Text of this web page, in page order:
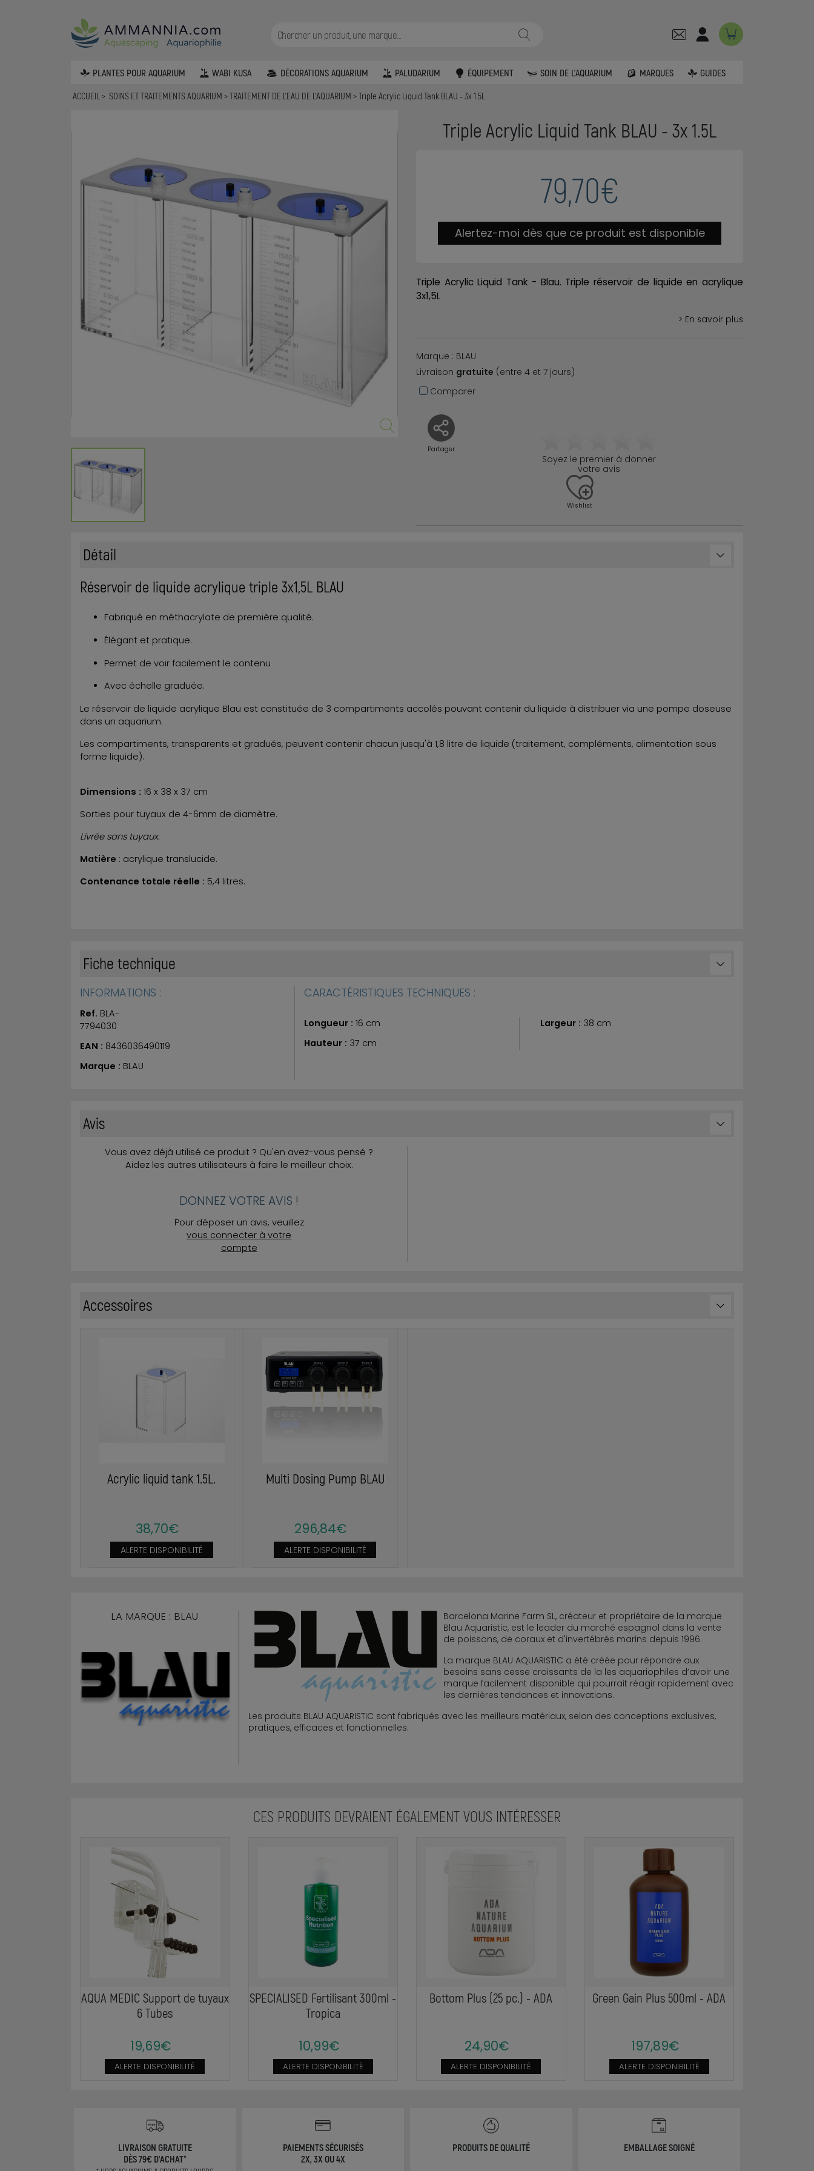
PLANTES POUR AQUARIUM WABI KUSA DÉCORATIONS AQUARIUM PALUDARIUM ÉQUIPEMENT SOIN DE L'AQUARIUM MARQUES GUIDES
ACCUEIL SOINS ET TRAITEMENTS AQUARIUM TRAITEMENT DE L'EAU DE L'AQUARIUM Triple Acrylic Liquid Tank BLAU - 3x 1.5L
Triple Acrylic Liquid Tank BLAU - 3x 1.5L
79,70€
Alertez-moi dès que ce produit est disponible
Triple Acrylic Liquid Tank - Blau. Triple réservoir de liquide en acrylique
3x1,5L
> En savoir plus
Marque : BLAU
Livraison gratuite (entre 4 et 7 jours)
Comparer
Partager
Soyez le premier à donner
votre avis
Wishlist
Détail
Réservoir de liquide acrylique triple 3x1,5L BLAU
Fabriqué en méthacrylate de première qualité.
Élégant et pratique.
Permet de voir facilement le contenu
Avec échelle graduée.
Le réservoir de liquide acrylique Blau est constituée de 3 compartiments accolés pouvant contenir du liquide à distribuer via une pompe doseuse
dans un aquarium.
Les compartiments, transparents et gradués, peuvent contenir chacun jusqu'à 1,8 litre de liquide (traitement, compléments, alimentation sous
forme liquide).
Dimensions : 16 x 38 x 37 cm
Sorties pour tuyaux de 4-6mm de diamètre.
Livrée sans tuyaux.
Matière : acrylique translucide.
Contenance totale réelle : 5,4 litres.
Fiche technique
INFORMATIONS :
Ref. BLA-
7794030
EAN : 8436036490119
Marque : BLAU
CARACTÉRISTIQUES TECHNIQUES :
Longueur : 16 cm
Hauteur : 37 cm
Largeur : 38 cm
Avis
Vous avez déjà utilisé ce produit ? Qu'en avez-vous pensé ?
Aidez les autres utilisateurs à faire le meilleur choix.
DONNEZ VOTRE AVIS !
Pour déposer un avis, veuillez
vous connecter à votre
compte
Accessoires
Acrylic liquid tank 1.5L.
38,70€
ALERTE DISPONIBILITÉ
Multi Dosing Pump BLAU
296,84€
ALERTE DISPONIBILITÉ
LA MARQUE : BLAU
Barcelona Marine Farm SL, créateur et propriétaire de la marque
Blau Aquaristic, est le leader du marché espagnol dans la vente
de poissons, de coraux et d'invertébrés marins depuis 1996.
La marque BLAU AQUARISTIC a été créée pour répondre aux
besoins sans cesse croissants de la les aquariophiles d’avoir une
marque facilement disponible qui pourrait réagir rapidement avec
les dernières tendances et innovations.
Les produits BLAU AQUARISTIC sont fabriqués avec les meilleurs matériaux, selon des conceptions exclusives,
pratiques, efficaces et fonctionnelles.
CES PRODUITS DEVRAIENT ÉGALEMENT VOUS INTÉRESSER
AQUA MEDIC Support de tuyaux
6 Tubes
19,69€
ALERTE DISPONIBILITÉ
SPECIALISED Fertilisant 300ml -
Tropica
10,99€
ALERTE DISPONIBILITÉ
Bottom Plus (25 pc.) - ADA
24,90€
ALERTE DISPONIBILITÉ
Green Gain Plus 500ml - ADA
197,89€
ALERTE DISPONIBILITÉ
LIVRAISON GRATUITE
DÈS 79€ D'ACHAT*
PAIEMENTS SÉCURISÉS
2X, 3X OU 4X
PRODUITS DE QUALITÉ EMBALLAGE SOIGNÉ